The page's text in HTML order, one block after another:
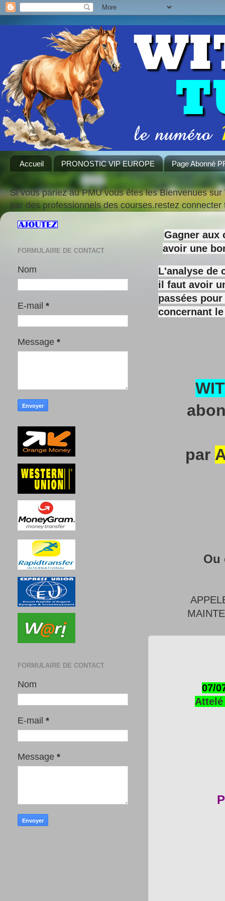
Accueil PRONOSTIC VIP EUROPE Page Abonné
Si vous pariez au PMU vous êtes les Bienvenues
par des professionnels des courses.restez
Gagner aux
avoir une
L'analyse de
il faut avoir
passées
concernant
par
Ou
07/
Attelé
FORMULAIRE DE CONTACT
Nom
E-mail *
Message *
FORMULAIRE DE CONTACT
Nom
E-mail *
Message *